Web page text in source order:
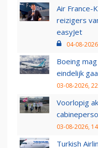
Air France-
reizigers
easyJet
04-08-
Boeing
eindelijk
03-08-2026,
Voorlopig
03-08-2026,
Turkish